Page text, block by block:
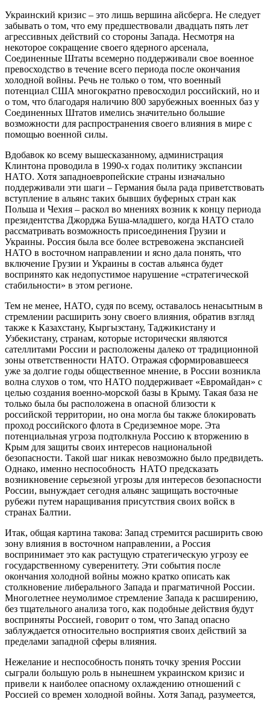
Украинский кризис – это лишь вершина айсберга. Не следует
забывать о том, что ему предшествовали двадцать пять лет
агрессивных действий со стороны Запада. Несмотря на
некоторое сокращение своего ядерного арсенала,
Соединенные Штаты всемерно поддерживали свое военное
превосходство в течение всего периода после окончания
холодной войны. Речь не только о том, что военный
потенциал США многократно превосходил российский, но и
о том, что благодаря наличию 800 зарубежных военных баз у
Соединенных Штатов имелись значительно большие
возможности для распространения своего влияния в мире с
помощью военной силы.
Вдобавок ко всему вышесказанному, администрация
Клинтона проводила в 1990-х годах политику экспансии
НАТО. Хотя западноевропейские страны изначально
поддерживали эти шаги – Германия была рада приветствовать
вступление в альянс таких бывших буферных стран как
Польша и Чехия – раскол во мнениях возник к концу периода
президентства Джорджа Буша-младшего, когда НАТО стало
рассматривать возможность присоединения Грузии и
Украины. Россия была все более встревожена экспансией
НАТО в восточном направлении и ясно дала понять, что
включение Грузии и Украины в состав альянса будет
воспринято как недопустимое нарушение «стратегической
стабильности» в этом регионе.
Тем не менее, НАТО, судя по всему, оставалось ненасытным в
стремлении расширить зону своего влияния, обратив взгляд
также к Казахстану, Кыргызстану, Таджикистану и
Узбекистану, странам, которые исторически являются
сателлитами России и расположены далеко от традиционной
зоны ответственности НАТО. Отражая сформировавшееся
уже за долгие годы общественное мнение, в России возникла
волна слухов о том, что НАТО поддерживает «Евромайдан» с
целью создания военно-морской базы в Крыму. Такая база не
только была бы расположена в опасной близости к
российской территории, но она могла бы также блокировать
проход российского флота в Средиземное море. Эта
потенциальная угроза подтолкнула Россию к вторжению в
Крым для защиты своих интересов национальной
безопасности. Такой шаг никак невозможно было предвидеть.
Однако, именно неспособность НАТО предсказать
возникновение серьезной угрозы для интересов безопасности
России, вынуждает сегодня альянс защищать восточные
рубежи путем наращивания присутствия своих войск в
странах Балтии.
Итак, общая картина такова: Запад стремится расширить свою
зону влияния в восточном направлении, а Россия
воспринимает это как растущую стратегическую угрозу ее
государственному суверенитету. Эти события после
окончания холодной войны можно кратко описать как
столкновение либерального Запада и прагматичной России.
Многолетнее неумолимое стремление Запада к расширению,
без тщательного анализа того, как подобные действия будут
восприняты Россией, говорит о том, что Запад опасно
заблуждается относительно восприятия своих действий за
пределами западной сферы влияния.
Нежелание и неспособность понять точку зрения России
сыграли большую роль в нынешнем украинском кризис и
привели к наиболее опасному охлаждению отношений с
Россией со времен холодной войны. Хотя Запад, разумеется,